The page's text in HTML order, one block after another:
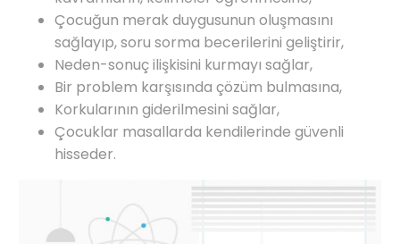
Çocuğun merak duygusunun oluşmasını
sağlayıp, soru sorma becerilerini geliştirir,
Neden-sonuç ilişkisini kurmayı sağlar,
Bir problem karşısında çözüm bulmasına,
Korkularının giderilmesini sağlar,
Çocuklar masallarda kendilerinde güvenli
hisseder.